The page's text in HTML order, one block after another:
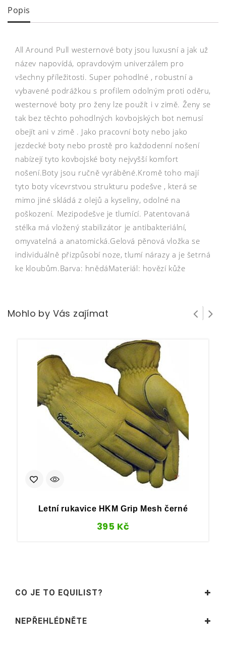
Popis
All Around Pull westernové boty jsou luxusní a jak už
název napovídá, opravdovým univerzálem pro
všechny příležitosti. Super pohodlné , robustní a
vybavené podrážkou s profilem odolným proti oděru,
westernové boty pro ženy lze použít i v zimě. Ženy se
tak bez těchto pohodlných kovbojských bot nemusí
obejít ani v zimě . Jako pracovní boty nebo jako
jezdecké boty nebo prostě pro každodenní nošení
nabízejí tyto kovbojské boty nejvyšší komfort
nošení.Boty jsou ručně vyráběné.Kromě toho mají
tyto boty vícevrstvou strukturu podešve , která se
mimo jiné skládá z olejů a kyseliny, odolné na
poškození. Mezipodešve je tlumící. Patentovaná
stélka má vložený stabilizátor je antibakteriální,
omyvatelná a anatomická.Gelová pěnová vložka se
individuálně přizpůsobí noze, tlumí nárazy a je šetrná
ke kloubům.Barva: hnědáMateriál: hovězí kůže
Mohlo by Vás zajímat
Letní rukavice HKM Grip Mesh černé
395 Kč
CO JE TO EQUILIST?
NEPŘEHLÉDNĚTE